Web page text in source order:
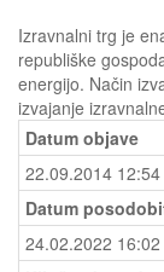
Izravnalni trg je
republiške
energijo. Način
izvajanje
Datum objave
22.09.2014 12:54
Datum
24.02.2022 16:02